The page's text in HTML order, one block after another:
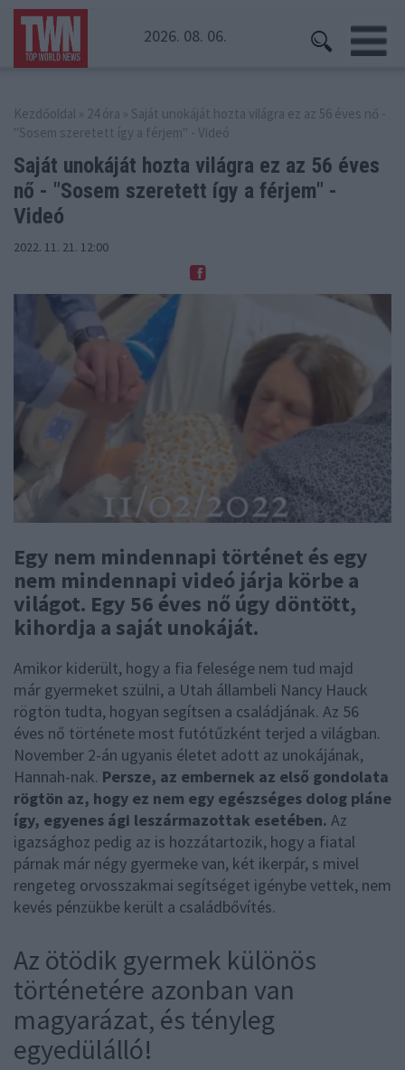
2026. 08. 06.
Kezdőoldal » 24 óra » Saját unokáját hozta világra ez az 56 éves nő -
"Sosem szeretett így a férjem" - Videó
Saját unokáját hozta világra ez az 56 éves
nő - "Sosem szeretett így a férjem" -
Videó
2022. 11. 21. 12:00
Egy nem mindennapi történet és egy
nem mindennapi videó járja körbe a
világot. Egy 56 éves nő úgy döntött,
kihordja a saját unokáját.
Amikor kiderült, hogy a fia felesége nem tud majd
már gyermeket szülni, a Utah állambeli Nancy Hauck
rögtön tudta, hogyan segítsen a családjának. Az 56
éves nő története most futótűzként terjed a világban.
November 2-án ugyanis életet adott az unokájának,
Hannah-nak. Persze, az embernek az első gondolata
rögtön az, hogy ez nem egy egészséges dolog pláne
így, egyenes ági leszármazottak esetében. Az
igazsághoz pedig az is hozzátartozik, hogy a fiatal
párnak már négy gyermeke van, két ikerpár, s mivel
rengeteg orvosszakmai segítséget igénybe vettek, nem
kevés pénzükbe került a családbővítés.
Az ötödik gyermek különös
történetére azonban van
magyarázat, és tényleg
egyedülálló!